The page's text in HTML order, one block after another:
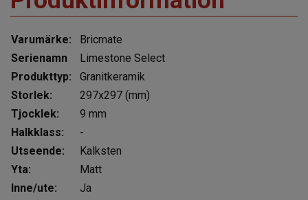
Varumärke:
Bricmate
Serienamn
Limestone Select
Produkttyp:
Granitkeramik
Storlek:
297x297 (mm)
Tjocklek:
9 mm
Halkklass:
-
Utseende:
Kalksten
Yta:
Matt
Inne/ute:
Ja